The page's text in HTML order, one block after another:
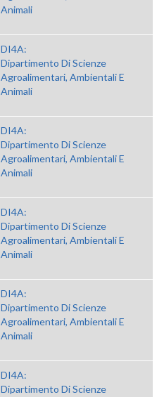
Animali
DI4A:
Dipartimento Di Scienze
Agroalimentari, Ambientali E
Animali
DI4A:
Dipartimento Di Scienze
Agroalimentari, Ambientali E
Animali
DI4A:
Dipartimento Di Scienze
Agroalimentari, Ambientali E
Animali
DI4A:
Dipartimento Di Scienze
Agroalimentari, Ambientali E
Animali
DI4A:
Dipartimento Di Scienze